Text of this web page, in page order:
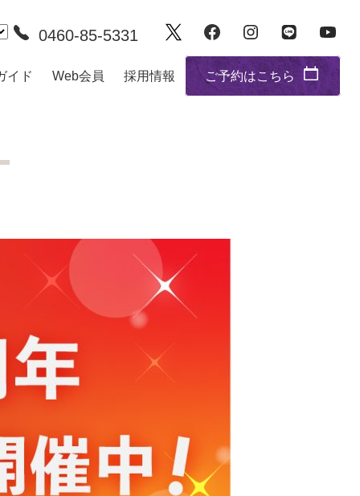
0460-85-5331
イド Web会員 採用情報 ご予約はこちら